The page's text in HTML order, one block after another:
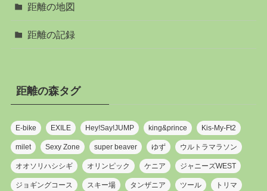
距離の地図
距離の記録
距離の森タグ
E-bike EXILE Hey!Say!JUMP king&prince Kis-My-Ft2
milet Sexy Zone super beaver ゆず ウルトラマラソン
オオソリハシシギ オリンピック ケニア ジャニーズWEST
ジョギングコース スキー場 タンザニア ツール トリマ